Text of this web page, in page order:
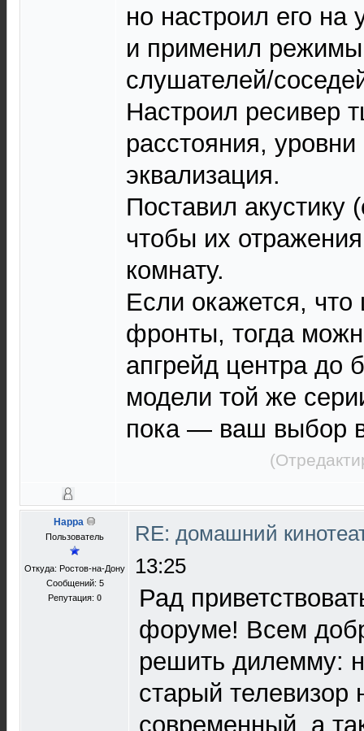
но настроил его
и применил
слушателей/
Настроил ресивер
расстояния,
эквализация.
Поставил акустику
чтобы их
комнату.
Если окажется, что
фронты, тогда
апгрейд центра до
модели той же
пока — ваш выбор
Happa
Пользователь
Откуда: Ростов-на-Дону
Сообщений: 5
Репутация: 0
RE: домашний
13:25
Рад
форуме! Всем
решить дилемму:
старый телевизор
современный, а